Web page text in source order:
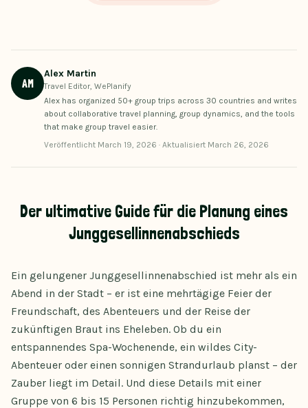
AM
Alex Martin
Travel Editor, WePlanify
Alex has organized 50+ group trips across 30 countries and writes
about collaborative travel planning, group dynamics, and the tools
that make group travel easier.
Veröffentlicht March 19, 2026 · Aktualisiert March 26, 2026
Der ultimative Guide für die Planung eines
Junggesellinnenabschieds
Ein gelungener Junggesellinnenabschied ist mehr als ein
Abend in der Stadt – er ist eine mehrtägige Feier der
Freundschaft, des Abenteuers und der Reise der
zukünftigen Braut ins Eheleben. Ob du ein
entspannendes Spa-Wochenende, ein wildes City-
Abenteuer oder einen sonnigen Strandurlaub planst – der
Zauber liegt im Detail. Und diese Details mit einer
Gruppe von 6 bis 15 Personen richtig hinzubekommen,